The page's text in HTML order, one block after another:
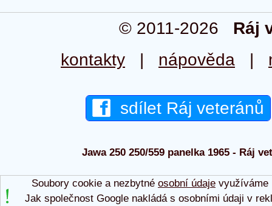
© 2011-2026 Ráj
kontakty | nápověda |
sdílet Ráj veteránů
Jawa 250 250/559 panelka 1965 - Ráj
Soubory cookie a nezbytné osobní údajevyužíváme
Jak společnost Google nakládá s osobními údaji v